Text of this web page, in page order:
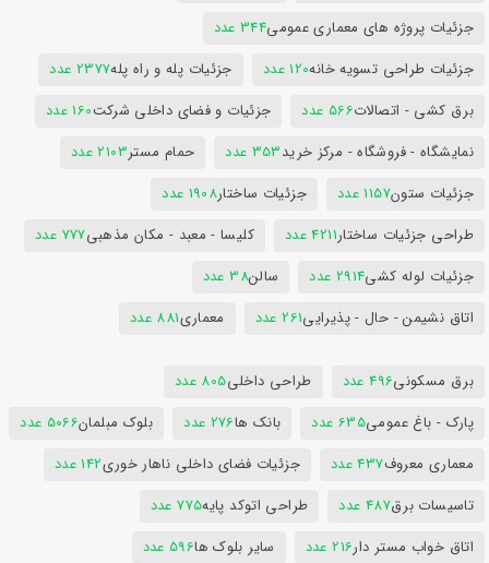
جزئیات پروژه های معماری عمومی344 عدد
جزئیات طراحی تسویه خانه120 عدد جزئیات پله و راه پله2377 عدد
برق کشی - اتصالات566 عدد جزئیات و فضای داخلی شرکت160 عدد
نمایشگاه - فروشگاه - مرکز خرید353 عدد حمام مستر2103 عدد
جزئیات ستون1157 عدد جزئیات ساختار1908 عدد
طراحی جزئیات ساختار4211 عدد کلیسا - معبد - مکان مذهبی777 عدد
جزئیات لوله کشی2914 عدد سالن38 عدد
اتاق نشیمن - حال - پذیرایی261 عدد معماری881 عدد
برق مسکونی496 عدد طراحی داخلی805 عدد
پارک - باغ عمومی635 عدد بانک ها276 عدد بلوک مبلمان5066 عدد
معماری معروف437 عدد جزئیات فضای داخلی ناهار خوری142 عدد
تاسیسات برق487 عدد طراحی اتوکد پایه775 عدد
اتاق خواب مستر دار216 عدد سایر بلوک ها596 عدد